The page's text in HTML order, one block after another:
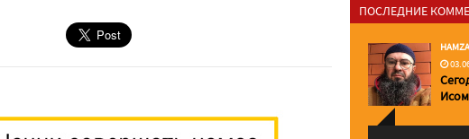
ПОСЛЕДНИЕ